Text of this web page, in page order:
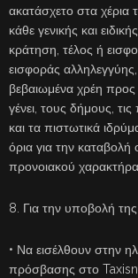
ακατάσχετο στα χέρια
κάθε γενικής και
κράτηση, τέλος ή
εισφοράς
βεβαιωμένα χρέη προς
γένει, τους δήμους,
και τα πιστωτικά
όρια για την
προνοιακού χαρακτήρα.
8. Για την υποβολή της
• Να εισέλθουν στην
πρόσβασης στο